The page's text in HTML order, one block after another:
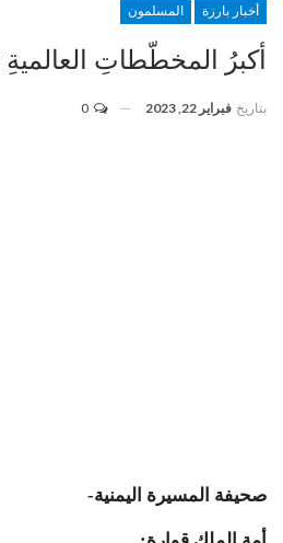
أخبار بارزة المسلمون
أكبرُ المخطّطاتِ
بتاريخ فبراير 22, 2023
صحيفة المسيرة اليمنية-